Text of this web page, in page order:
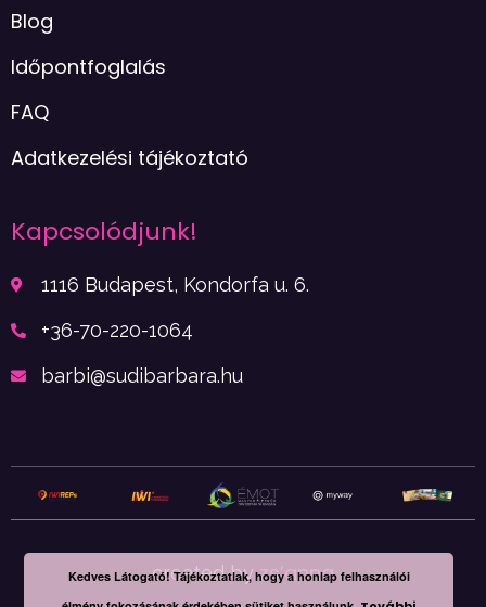
Blog
Időpontfoglalás
FAQ
Adatkezelési tájékoztató
Kapcsolódjunk!
1116 Budapest, Kondorfa u. 6.
+36-70-220-1064
barbi@sudibarbara.hu
created byzs’anna
Kedves Látogató! Tájékoztatlak, hogy a honlap felhasználói